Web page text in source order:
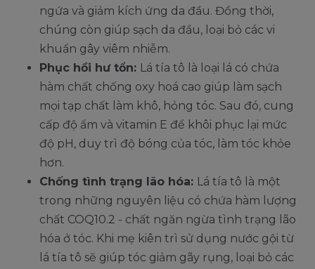
ngứa và giảm kích ứng da đầu. Đồng thời,
chúng còn giúp sạch da đầu, loại bỏ các vi
khuẩn gây viêm nhiễm.
Phục hồi hư tổn: Lá tía tô là loại lá có chứa
hàm chất chống oxy hoá cao giúp làm sạch
mọi tạp chất làm khô, hỏng tóc. Sau đó, cung
cấp độ ẩm và vitamin E để khôi phục lại mức
độ pH, duy trì độ bóng của tóc, làm tóc khỏe
hơn.
Chống tình trạng lão hóa: Lá tía tô là một
trong những nguyên liệu có chứa hàm lượng
chất COQ10.2 - chất ngăn ngừa tình trạng lão
hóa ở tóc. Khi mẹ kiên trì sử dụng nước gội từ
lá tía tô sẽ giúp tóc giảm gãy rụng, loại bỏ các